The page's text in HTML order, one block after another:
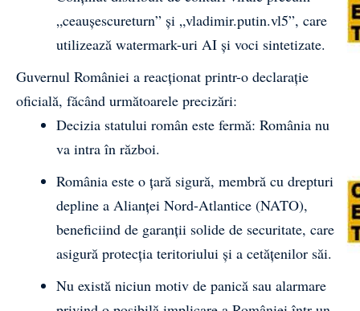
„ceaușescureturn” și „vladimir.putin.vl5”, care
utilizează watermark-uri AI și voci sintetizate.
Guvernul României a reacționat printr-o declarație
oficială, făcând următoarele precizări:
Decizia statului român este fermă: România nu
va intra în război.
România este o țară sigură, membră cu drepturi
depline a Alianței Nord-Atlantice (NATO),
beneficiind de garanții solide de securitate, care
asigură protecția teritoriului și a cetățenilor săi.
Nu există niciun motiv de panică sau alarmare